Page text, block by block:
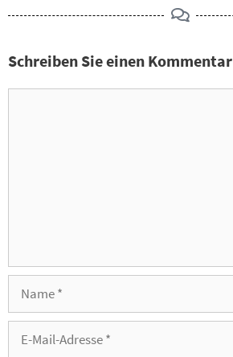
Schreiben Sie einen Kommentar